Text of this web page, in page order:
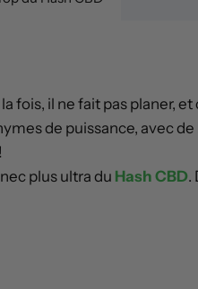
fois, il ne fait pas planer,
de puissance, avec de
plus ultra du Hash CBD.